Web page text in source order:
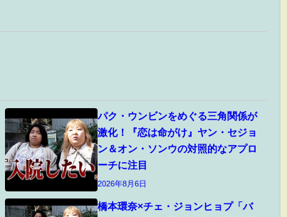
パク・ウンビンをめぐる三角関係が
激化！『恋は命がけ』ヤン・セジョ
ン＆オン・ソンウの対照的なアプロ
ーチに注目
2026年8月6日
橋本環奈×チェ・ジョンヒョプ「バ